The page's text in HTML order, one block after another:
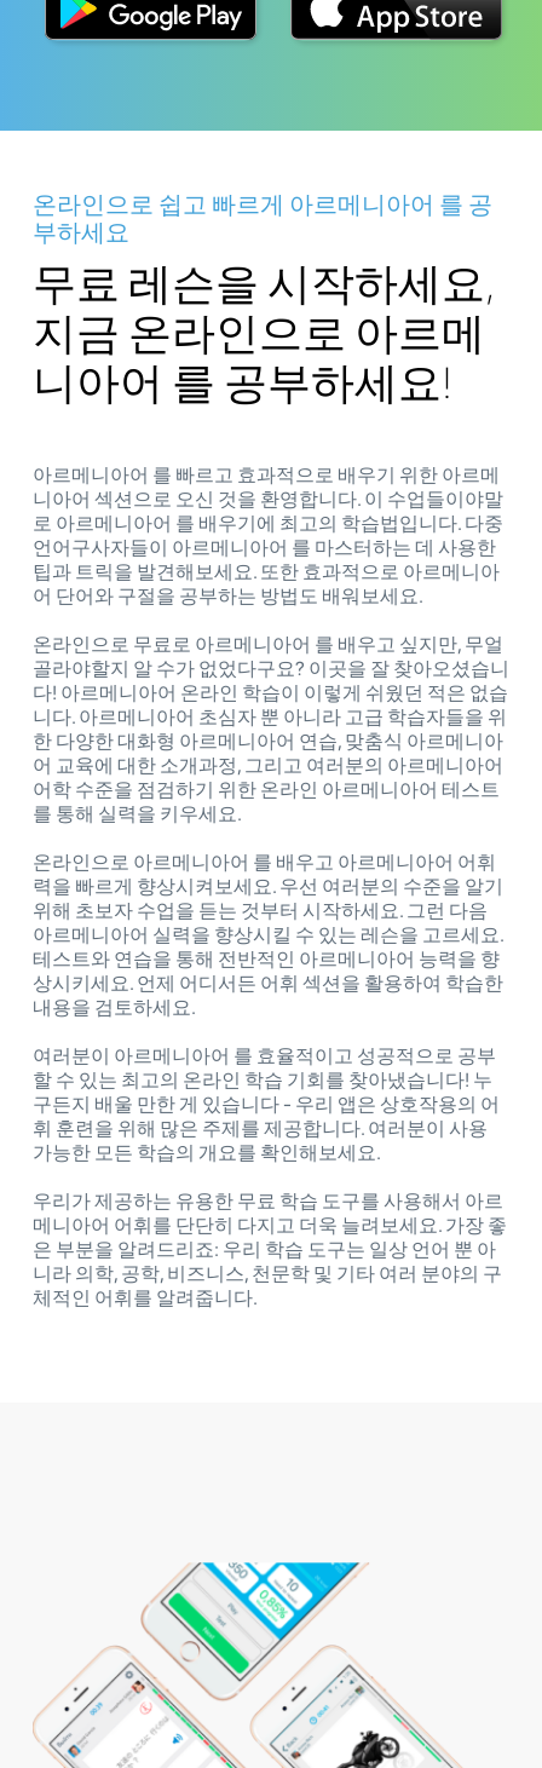
온라인으로 쉽고 빠르게 아르메니아어 를 공
부하세요
무료 레슨을 시작하세요,
지금 온라인으로 아르메
니아어 를 공부하세요!
아르메니아어 를 빠르고 효과적으로 배우기 위한 아르메
니아어 섹션으로 오신 것을 환영합니다. 이 수업들이야말
로 아르메니아어 를 배우기에 최고의 학습법입니다. 다중
언어구사자들이 아르메니아어 를 마스터하는 데 사용한
팁과 트릭을 발견해보세요. 또한 효과적으로 아르메니아
어 단어와 구절을 공부하는 방법도 배워보세요.
온라인으로 무료로 아르메니아어 를 배우고 싶지만, 무얼
골라야할지 알 수가 없었다구요? 이곳을 잘 찾아오셨습니
다! 아르메니아어 온라인 학습이 이렇게 쉬웠던 적은 없습
니다. 아르메니아어 초심자 뿐 아니라 고급 학습자들을 위
한 다양한 대화형 아르메니아어 연습, 맞춤식 아르메니아
어 교육에 대한 소개과정, 그리고 여러분의 아르메니아어
어학 수준을 점검하기 위한 온라인 아르메니아어 테스트
를 통해 실력을 키우세요.
온라인으로 아르메니아어 를 배우고 아르메니아어 어휘
력을 빠르게 향상시켜보세요. 우선 여러분의 수준을 알기
위해 초보자 수업을 듣는 것부터 시작하세요. 그런 다음
아르메니아어 실력을 향상시킬 수 있는 레슨을 고르세요.
테스트와 연습을 통해 전반적인 아르메니아어 능력을 향
상시키세요. 언제 어디서든 어휘 섹션을 활용하여 학습한
내용을 검토하세요.
여러분이 아르메니아어 를 효율적이고 성공적으로 공부
할 수 있는 최고의 온라인 학습 기회를 찾아냈습니다! 누
구든지 배울 만한 게 있습니다 - 우리 앱은 상호작용의 어
휘 훈련을 위해 많은 주제를 제공합니다. 여러분이 사용
가능한 모든 학습의 개요를 확인해보세요.
우리가 제공하는 유용한 무료 학습 도구를 사용해서 아르
메니아어 어휘를 단단히 다지고 더욱 늘려보세요. 가장 좋
은 부분을 알려드리죠: 우리 학습 도구는 일상 언어 뿐 아
니라 의학, 공학, 비즈니스, 천문학 및 기타 여러 분야의 구
체적인 어휘를 알려줍니다.